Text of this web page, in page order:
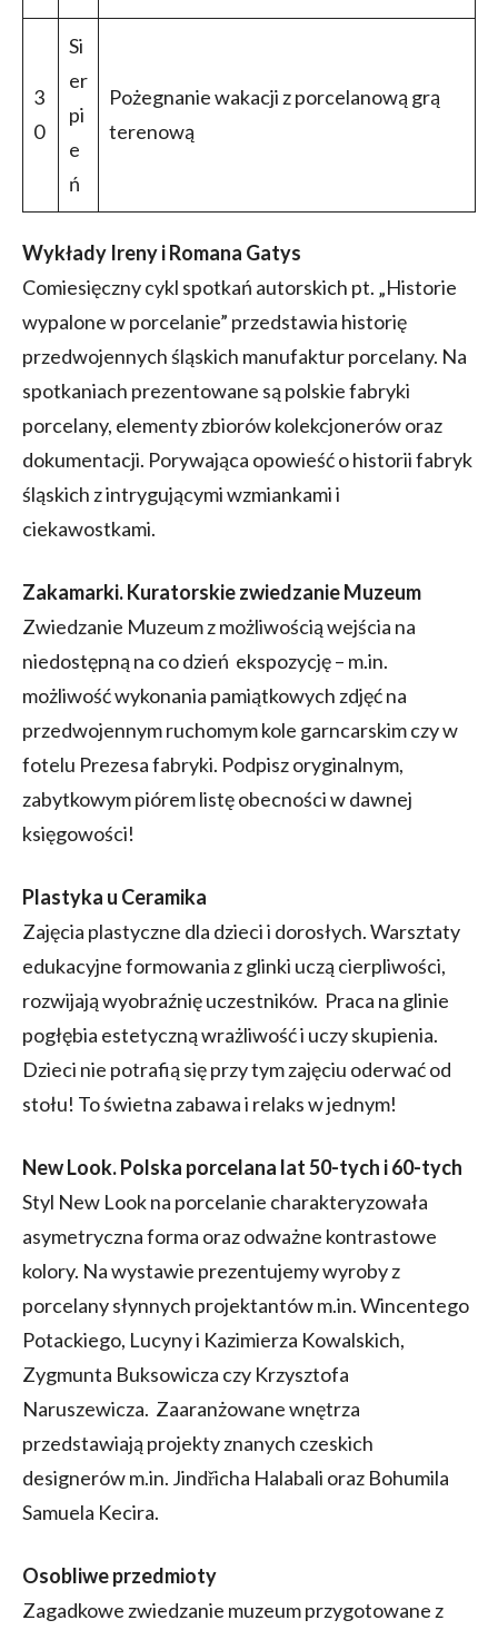
3
0
Si
er
pi
e
ń
Pożegnanie wakacji z porcelanową grą
terenową
Wykłady Ireny i Romana Gatys
Comiesięczny cykl spotkań autorskich pt. „Historie
wypalone w porcelanie” przedstawia historię
przedwojennych śląskich manufaktur porcelany. Na
spotkaniach prezentowane są polskie fabryki
porcelany, elementy zbiorów kolekcjonerów oraz
dokumentacji. Porywająca opowieść o historii fabryk
śląskich z intrygującymi wzmiankami i
ciekawostkami.
Zakamarki. Kuratorskie zwiedzanie Muzeum
Zwiedzanie Muzeum z możliwością wejścia na
niedostępną na co dzień ekspozycję – m.in.
możliwość wykonania pamiątkowych zdjęć na
przedwojennym ruchomym kole garncarskim czy w
fotelu Prezesa fabryki. Podpisz oryginalnym,
zabytkowym piórem listę obecności w dawnej
księgowości!
Plastyka u Ceramika
Zajęcia plastyczne dla dzieci i dorosłych. Warsztaty
edukacyjne formowania z glinki uczą cierpliwości,
rozwijają wyobraźnię uczestników. Praca na glinie
pogłębia estetyczną wrażliwość i uczy skupienia.
Dzieci nie potrafią się przy tym zajęciu oderwać od
stołu! To świetna zabawa i relaks w jednym!
New Look. Polska porcelana lat 50-tych i 60-tych
Styl New Look na porcelanie charakteryzowała
asymetryczna forma oraz odważne kontrastowe
kolory. Na wystawie prezentujemy wyroby z
porcelany słynnych projektantów m.in. Wincentego
Potackiego, Lucyny i Kazimierza Kowalskich,
Zygmunta Buksowicza czy Krzysztofa
Naruszewicza. Zaaranżowane wnętrza
przedstawiają projekty znanych czeskich
designerów m.in. Jindřicha Halabali oraz Bohumila
Samuela Kecira.
Osobliwe przedmioty
Zagadkowe zwiedzanie muzeum przygotowane z